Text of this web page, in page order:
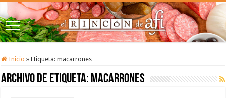
Inicio » Etiqueta:macarrones
Archivo de etiqueta: macarrones